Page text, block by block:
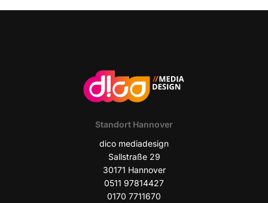
Stand­ort Hannover
dico media­de­sign
Sall­stra­ße 29
30171 Han­no­ver
0511 97814427
0170 7711670